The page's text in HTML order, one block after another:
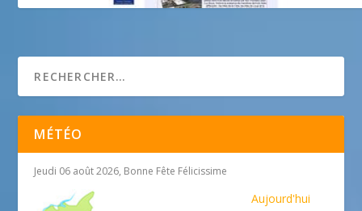
MÉTÉO
Jeudi 06 août 2026, Bonne Fête Félicissime
Aujourd'hui